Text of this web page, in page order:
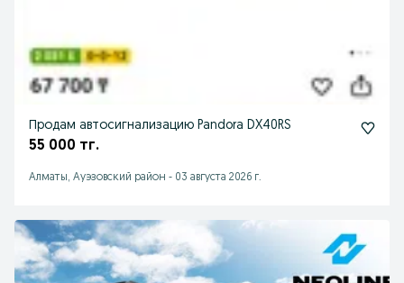
Продам автосигнализацию Pandora DX40RS
55 000 тг.
Алматы, Ауэзовский район - 03 августа 2026 г.